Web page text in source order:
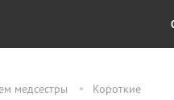
медсестры Короткие